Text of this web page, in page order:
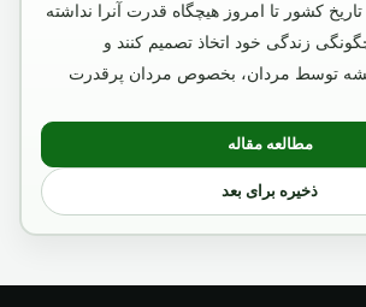
کشور تا امروز هیچگاه قدرت آنرا نداشته
زندگی خود اتخاذ تصمیم کنند و
توسط مردان، بخصوص مردان پرقدرت
مطالعه مقاله: امیر عبدالرحمن خان
ذخیره برای بعد